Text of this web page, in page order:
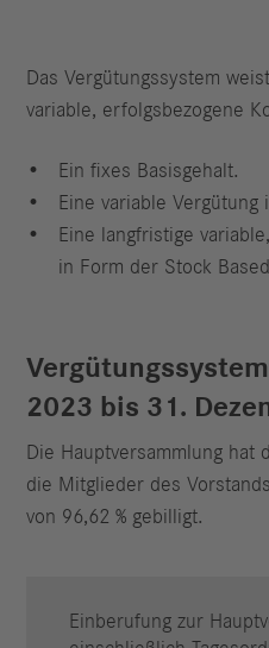
Das Vergütungssystem
variable, erfolgsbezogene
Ein fixes Basisgehalt.
Eine variable Vergütung
Eine langfristige
in Form der Stock
2023 bis 31.
Die Hauptversammlung hat
die Mitglieder des
von 96,62 % gebilligt.
Einberufung zur